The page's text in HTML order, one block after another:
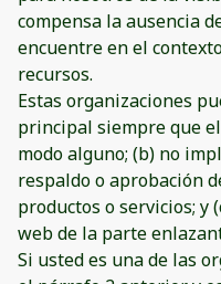
compensa la ausencia
encuentre en el
recursos.
Estas organizaciones
principal siempre que
modo alguno; (b) no
respaldo o aprobación
productos o servicios; y
web de la parte
Si usted es una de las